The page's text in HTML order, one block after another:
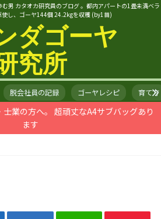
男 カタオカ研究員のブログ 。都内アパートの1畳未満ベラ
使し、ゴーヤ144個 24.2kgを収穫 (by1苗)
ダゴーヤ
究所
脱会社員の記録 ゴーヤレシピ 育て方
業の方へ。 超頑丈なA4サブバッグあり
ます